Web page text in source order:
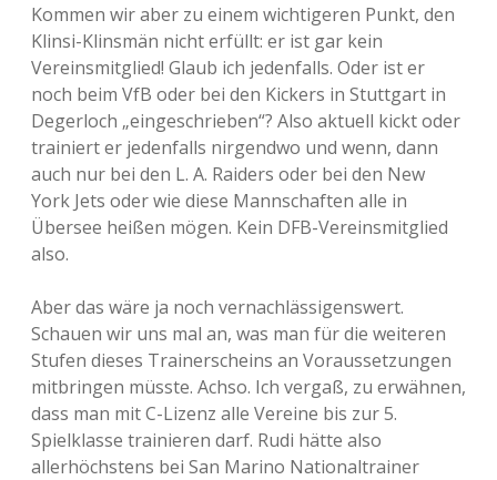
Kommen wir aber zu einem wichtigeren Punkt, den
Klinsi-Klinsmän nicht erfüllt: er ist gar kein
Vereinsmitglied! Glaub ich jedenfalls. Oder ist er
noch beim VfB oder bei den Kickers in Stuttgart in
Degerloch „eingeschrieben“? Also aktuell kickt oder
trainiert er jedenfalls nirgendwo und wenn, dann
auch nur bei den L. A. Raiders oder bei den New
York Jets oder wie diese Mannschaften alle in
Übersee heißen mögen. Kein DFB-Vereinsmitglied
also.
Aber das wäre ja noch vernachlässigenswert.
Schauen wir uns mal an, was man für die weiteren
Stufen dieses Trainerscheins an Voraussetzungen
mitbringen müsste. Achso. Ich vergaß, zu erwähnen,
dass man mit C-Lizenz alle Vereine bis zur 5.
Spielklasse trainieren darf. Rudi hätte also
allerhöchstens bei San Marino Nationaltrainer